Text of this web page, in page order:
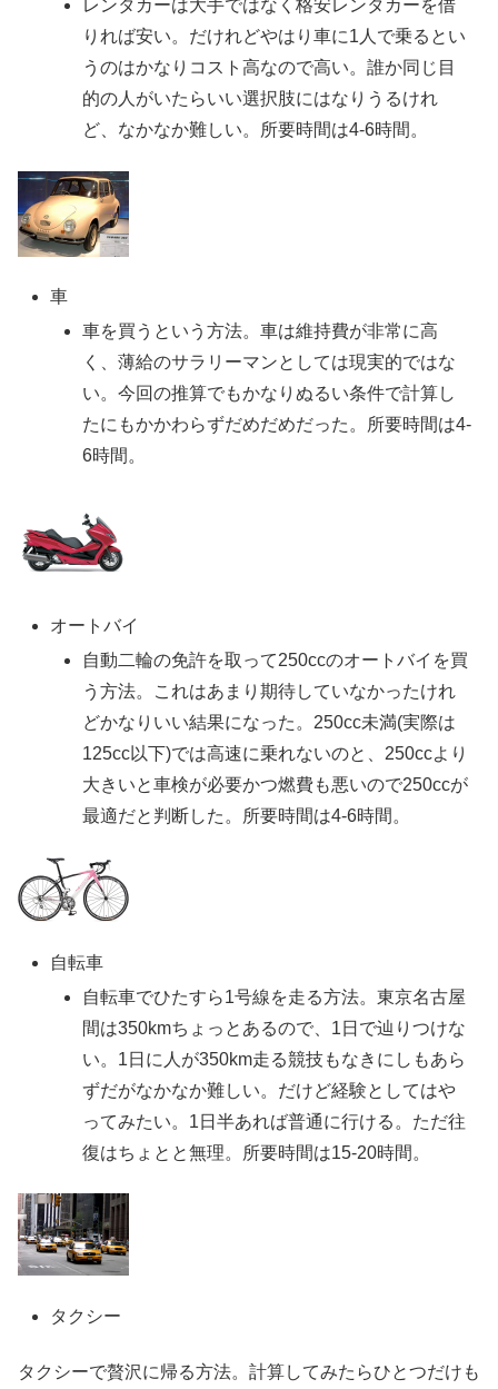
レンタカーは大手ではなく格安レンタカーを借
りれば安い。だけれどやはり車に1人で乗るとい
うのはかなりコスト高なので高い。誰か同じ目
的の人がいたらいい選択肢にはなりうるけれ
ど、なかなか難しい。所要時間は4-6時間。
車
車を買うという方法。車は維持費が非常に高
く、薄給のサラリーマンとしては現実的ではな
い。今回の推算でもかなりぬるい条件で計算し
たにもかかわらずだめだめだった。所要時間は4-
6時間。
オートバイ
自動二輪の免許を取って250ccのオートバイを買
う方法。これはあまり期待していなかったけれ
どかなりいい結果になった。250cc未満(実際は
125cc以下)では高速に乗れないのと、250ccより
大きいと車検が必要かつ燃費も悪いので250ccが
最適だと判断した。所要時間は4-6時間。
自転車
自転車でひたすら1号線を走る方法。東京名古屋
間は350kmちょっとあるので、1日で辿りつけな
い。1日に人が350km走る競技もなきにしもあら
ずだがなかなか難しい。だけど経験としてはや
ってみたい。1日半あれば普通に行ける。ただ往
復はちょとと無理。所要時間は15-20時間。
タクシー
タクシーで贅沢に帰る方法。計算してみたらひとつだけも